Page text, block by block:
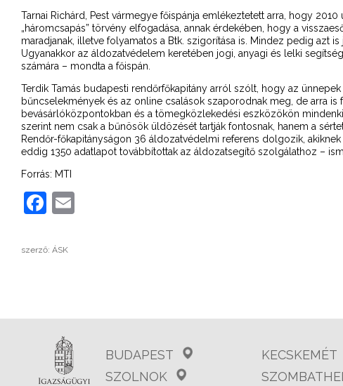
Tarnai Richárd, Pest vármegye főispánja emlékeztetett arra, hogy
„háromcsapás” törvény elfogadása, annak érdekében, hogy a
maradjanak, illetve folyamatos a Btk. szigorítása is. Mindez pedig azt
Ugyanakkor az áldozatvédelem keretében jogi, anyagi és lelki
számára – mondta a főispán.
Terdik Tamás budapesti rendőrfőkapitány arról szólt, hogy az
bűncselekmények és az online csalások szaporodnak meg, de arra
bevásárlóközpontokban és a tömegközlekedési eszközökön
szerint nem csak a bűnösök üldözését tartják fontosnak, hanem a
Rendőr-főkapitányságon 36 áldozatvédelmi referens dolgozik,
eddig 1350 adatlapot továbbítottak az áldozatsegítő szolgálathoz –
Forrás: MTI
Facebook
szerző: ÁSK
BUDAPEST KECSKEMÉT
SZOLNOK